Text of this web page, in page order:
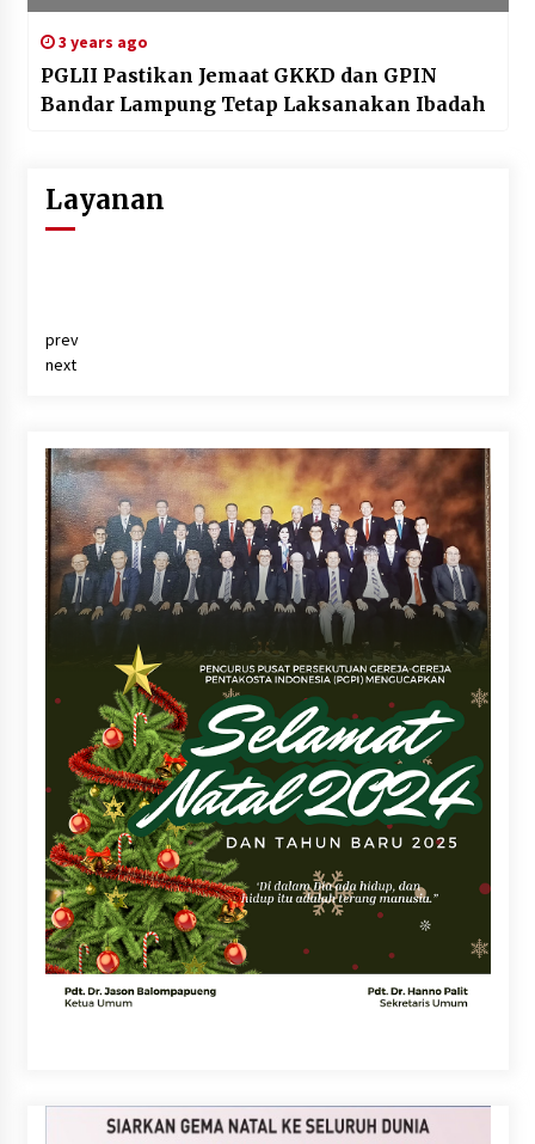
3 years ago
PGLII Pastikan Jemaat GKKD dan GPIN
Bandar Lampung Tetap Laksanakan Ibadah
Layanan
prev
next